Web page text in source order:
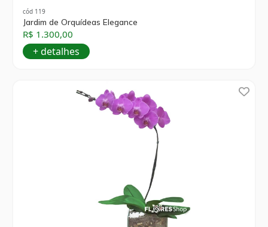
cód 119
Jardim de Orquídeas Elegance
R$ 1.300,00
+ detalhes